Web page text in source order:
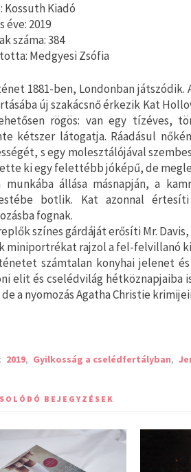
Kossuth Kiadó
éve: 2019
száma: 384
Medgyesi Zsófia
1881-ben, Londonban játszódik.
új szakácsnő érkezik Kat
rögös: van egy tízéves,
kétszer látogatja. Ráadásul
s egy molesztálójával
ki egy felettébb jóképű, de
munkába állása másnapján, a
botlik. Kat azonnal
fognak.
színes gárdáját erősíti Mr.
miniportrékat rajzol a fel-felvillanó
számtalan konyhai jelenet
elit és cselédvilág hétköznapjaiba
a nyomozás Agatha Christie
2019, Gyilkosság a cselédfertályban,
BEJEGYZÉSEK